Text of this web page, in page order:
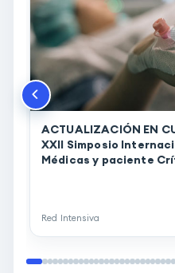
ACTUALIZACIÓN EN
XXII Simposio
Médicas y paciente
Red Intensiva